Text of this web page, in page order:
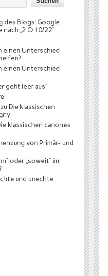
des Blogs: Google
nach „2 O 10/22“
einen Unterschied
einen Unterschied
geht leer aus“
zu Die klassischen
klassischen canones
von Primär- und
oder „soweit“ im
und unechte